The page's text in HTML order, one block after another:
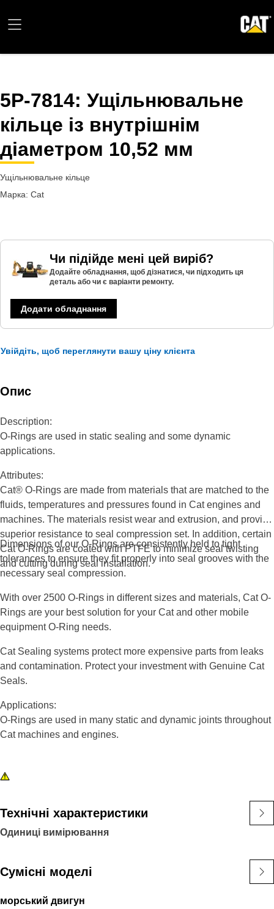
5P-7814: Ущільнювальне
кільце із внутрішнім
діаметром 10,52 мм
Ущільнювальне кільце
Марка: Cat
Чи підійде мені цей виріб?
Додайте обладнання, щоб дізнатися, чи підходить ця
деталь або чи є варіанти ремонту.
Додати обладнання
Увійдіть, щоб переглянути вашу ціну клієнта
Опис
Description:
O-Rings are used in static sealing and some dynamic
applications.
Attributes:
Cat® O-Rings are made from materials that are matched to the
fluids, temperatures and pressures found in Cat engines and
machines. The materials resist wear and extrusion, and provide
superior resistance to seal compression set. In addition, certain
Cat O-Rings are coated with PTFE to minimize seal twisting
and cutting during seal installation.
Dimensions of our O-Rings are consistently held to tight
tolerances to ensure they fit properly into seal grooves with the
necessary seal compression.
With over 2500 O-Rings in different sizes and materials, Cat O-
Rings are your best solution for your Cat and other mobile
equipment O-Ring needs.
Cat Sealing systems protect more expensive parts from leaks
and contamination. Protect your investment with Genuine Cat
Seals.
Applications:
O-Rings are used in many static and dynamic joints throughout
Cat machines and engines.
Технічні характеристики
Одиниці вимірювання
Сумісні моделі
морський двигун